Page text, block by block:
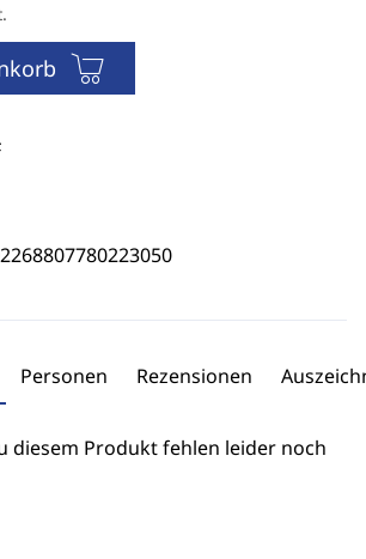
Personen Rezensionen
diesem Produkt fehlen leider noch